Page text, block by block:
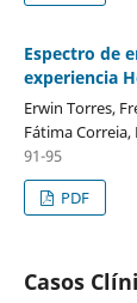
Espectro de
experiencia
Erwin Torres,
Fátima Correia,
91-95
PDF
Casos